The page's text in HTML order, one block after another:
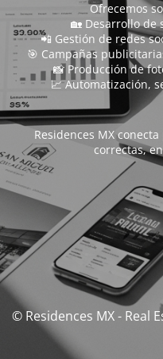
Ofrecemos
🏡 Desarrollo de
📲 Gestión de redes
🎯 Campañas
📸 Producción de
📈 Automatización,
Residences MX
correctas,
© Residences MX - Real